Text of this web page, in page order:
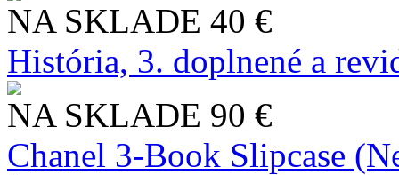
NA SKLADE 40 €
História, 3. doplnené a
NA SKLADE 90 €
Chanel 3-Book Slipcase